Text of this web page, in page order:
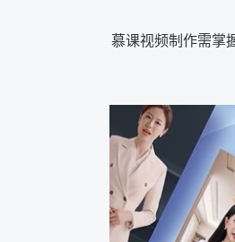
慕课视频制作需掌